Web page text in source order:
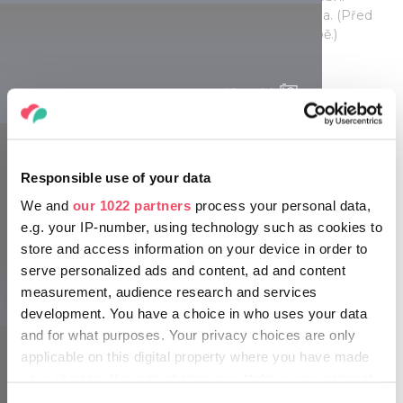
Responsible use of your data
We and our 1022 partners process your personal data,
e.g. your IP-number, using technology such as cookies to
store and access information on your device in order to
serve personalized ads and content, ad and content
measurement, audience research and services
development. You have a choice in who uses your data
and for what purposes. Your privacy choices are only
applicable on this digital property where you have made
Visegrád
Rám-szakadék
stránky a vidět, kde trávil dovolenou a tvořil svá díla. (Před
návštěvou se rozhodně informujte o otevírací době.)
Tisíciletá historie
katedrála a dunajská promenáda stojí za výlet.
K Dunajskému ohbí patří taképohoří Börzsöny, které se
nachází o něco dále od Dunaje a kde si můžete prohlédnout
památky malebné vesničkyNagybörzsönynebo navštívit
krásně zrekonstruovaný poutní kostel Márianostra.